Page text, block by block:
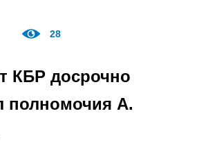
28
КБР досрочно
полномочия А.